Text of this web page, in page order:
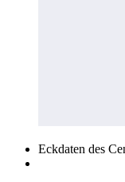
Eckdaten des